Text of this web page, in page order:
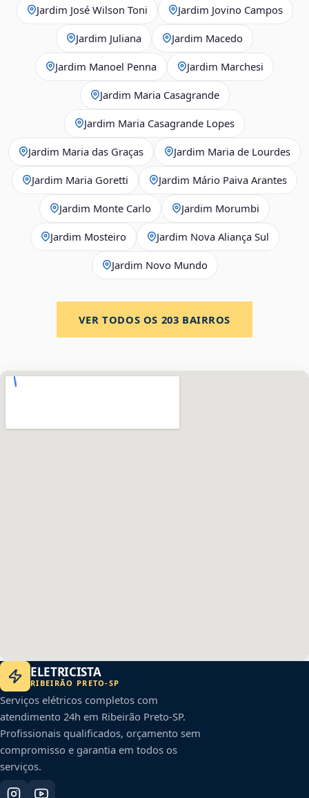
Jardim José Wilson Toni Jardim Jovino Campos
Jardim Juliana Jardim Macedo
Jardim Manoel Penna Jardim Marchesi
Jardim Maria Casagrande
Jardim Maria Casagrande Lopes
Jardim Maria das Graças Jardim Maria de Lourdes
Jardim Maria Goretti Jardim Mário Paiva Arantes
Jardim Monte Carlo Jardim Morumbi
Jardim Mosteiro Jardim Nova Aliança Sul
Jardim Novo Mundo
VER TODOS OS 203 BAIRROS
ELETRICISTA
RIBEIRÃO PRETO-SP
Serviços elétricos completos com
atendimento 24h em Ribeirão Preto-SP.
Profissionais qualificados, orçamento sem
compromisso e garantia em todos os
serviços.